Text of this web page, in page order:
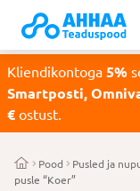
Kliendikontoga 5%
Smartposti,
€ ostust.
Pood Pusled ja
pusle “Koer”